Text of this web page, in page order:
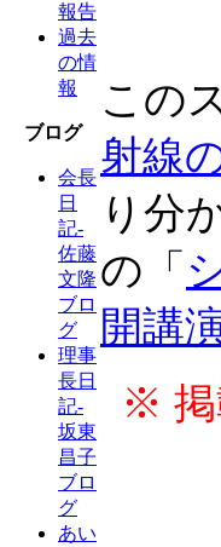
報告
過去
の情
報
ブログ
会長
日
記-
佐藤
文隆
ブロ
グ
理事
長日
記-
坂東
昌子
ブロ
グ
あい
この
射線
り分
の「
開講
※ 掲